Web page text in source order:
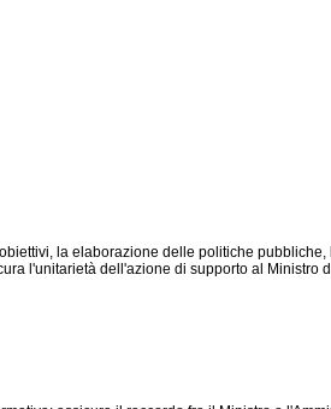
la elaborazione delle politiche
l'unitarietà dell'azione di supporto al Ministro